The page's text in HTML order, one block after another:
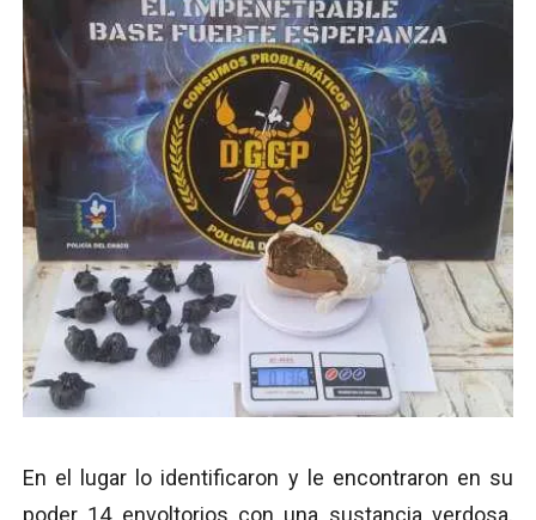
En el lugar lo identificaron y le encontraron en su
poder 14 envoltorios con una sustancia verdosa.